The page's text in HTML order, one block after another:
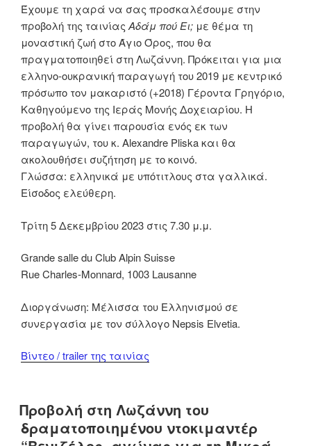
Έχουμε τη χαρά να σας προσκαλέσουμε στην
προβολή της ταινίαςΑδάμ πού Ει; με θέμα τη
μοναστική ζωή στο Άγιο Όρος, που θα
πραγματοποιηθεί στη Λωζάννη. Πρόκειται για μια
ελληνο-ουκρανική παραγωγή του 2019 με κεντρικό
πρόσωπο τον μακαριστό (+2018) Γέροντα Γρηγόριο,
Καθηγούμενο της Ιεράς Μονής Δοχειαρίου. Η
προβολή θα γίνει παρουσία ενός εκ των
παραγωγών, του κ. Alexandre Pliska και θα
ακολουθήσει συζήτηση με το κοινό.
Γλώσσα: ελληνικά με υπότιτλους στα γαλλικά.
Είσοδος ελεύθερη.
Τρίτη 5 Δεκεμβρίου 2023 στις 7.30 μ.μ.
Grande salle du Club Alpin Suisse
Rue Charles-Monnard, 1003 Lausanne
Διοργάνωση: Μέλισσα του Ελληνισμού σε
συνεργασία με τον σύλλογο Nepsis Elvetia.
Βίντεο / trailer της ταινίας
Προβολή στη Λωζάννη του
δραματοποιημένου ντοκιμαντέρ